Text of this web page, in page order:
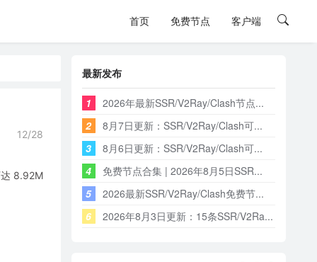
首页 免费节点 客户端
12/28
8.92M
最新发布
1
2026年最新SSR/V2Ray/Clash节点...
2
8月7日更新：SSR/V2Ray/Clash可...
3
8月6日更新：SSR/V2Ray/Clash可...
4
免费节点合集 | 2026年8月5日SSR...
5
2026最新SSR/V2Ray/Clash免费节...
6
2026年8月3日更新：15条SSR/V2Ra...